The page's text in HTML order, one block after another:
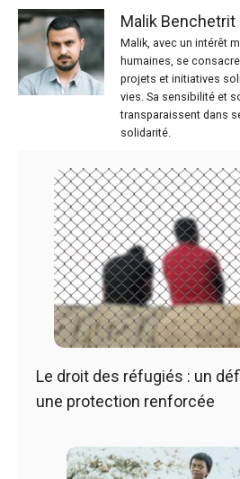
Malik Benchetrit
Malik, avec un intérêt
humaines, se
projets et initiatives
vies. Sa sensibilité et
transparaissent dans
solidarité.
Le droit des réfugiés : un
une protection renforcée